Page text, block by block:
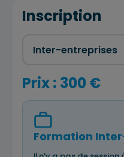
Inscription
Prix : 300 €
Formation